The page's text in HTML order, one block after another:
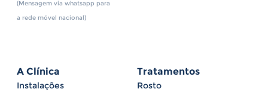
(Mensagem via whatsapp para
a rede móvel nacional)
A Clínica
Instalações
Tratamentos
Rosto